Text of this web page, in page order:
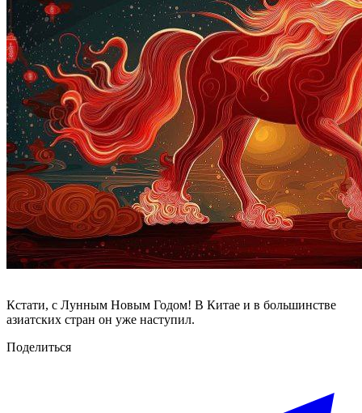
Кстати, с Лунным Новым Годом! В Китае и в большинстве
азиатских стран он уже наступил.
Поделиться